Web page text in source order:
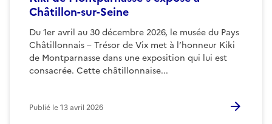
Châtillon-sur-Seine
Du 1er avril au 30 décembre 2026, le musée du Pays
Châtillonnais – Trésor de Vix met à l’honneur Kiki
de Montparnasse dans une exposition qui lui est
consacrée. Cette châtillonnaise...
Publié le13 avril 2026